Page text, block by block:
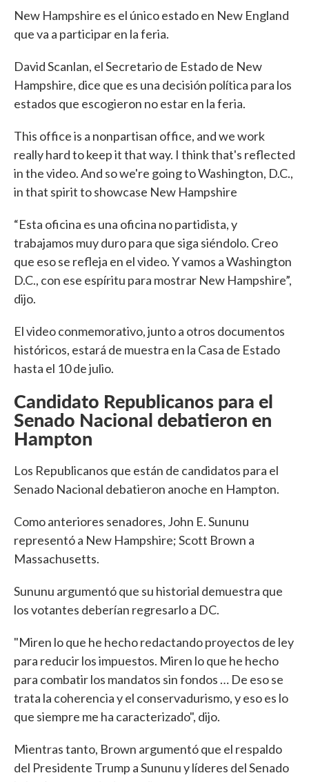
New Hampshire es el único estado en New England
que va a participar en la feria.
David Scanlan, el Secretario de Estado de New
Hampshire, dice que es una decisión política para los
estados que escogieron no estar en la feria.
This office is a nonpartisan office, and we work
really hard to keep it that way. I think that's reflected
in the video. And so we're going to Washington, D.C.,
in that spirit to showcase New Hampshire
“Esta oficina es una oficina no partidista, y
trabajamos muy duro para que siga siéndolo. Creo
que eso se refleja en el video. Y vamos a Washington
D.C., con ese espíritu para mostrar New Hampshire”,
dijo.
El video conmemorativo, junto a otros documentos
históricos, estará de muestra en la Casa de Estado
hasta el 10 de julio.
Candidato Republicanos para el
Senado Nacional debatieron en
Hampton
Los Republicanos que están de candidatos para el
Senado Nacional debatieron anoche en Hampton.
Como anteriores senadores, John E. Sununu
representó a New Hampshire; Scott Brown a
Massachusetts.
Sununu argumentó que su historial demuestra que
los votantes deberían regresarlo a DC.
"Miren lo que he hecho redactando proyectos de ley
para reducir los impuestos. Miren lo que he hecho
para combatir los mandatos sin fondos … De eso se
trata la coherencia y el conservadurismo, y eso es lo
que siempre me ha caracterizado", dijo.
Mientras tanto, Brown argumentó que el respaldo
del Presidente Trump a Sununu y líderes del Senado